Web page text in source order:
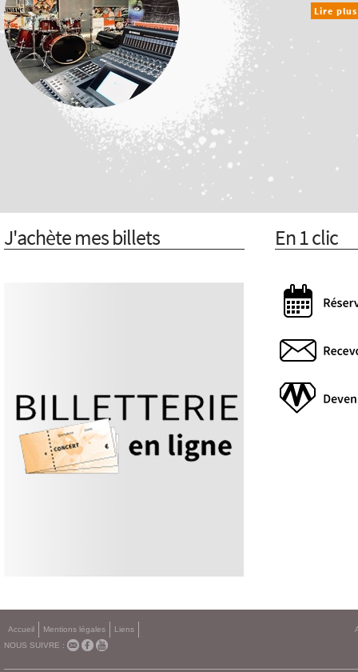
Lire plus
J'achète mes billets En 1 clic
Accueil Mentions légales
Liens
NOUS SUIVRE :